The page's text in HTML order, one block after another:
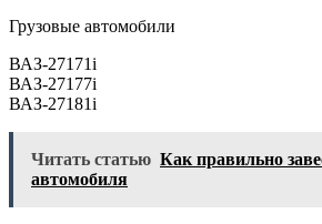
Грузовые автомобили
ВАЗ-27171i
ВАЗ-27177i
ВАЗ-27181i
Читать статью Как правильно
автомобиля